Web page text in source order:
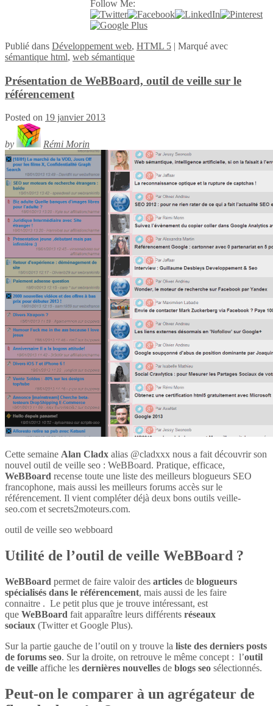
Follow Me:
Publié dans Développement web, HTML 5 | Marqué avec
sémantique html, web sémantique
Présentation de WeBBoard, outil de veille sur le
référencement
Posted on 19 janvier 2013
by Rémi Morin
Cette semaine Alan Cladx alias @cladxxx nous a fait découvrir son
nouvel outil de veille seo : WeBBoard. Pratique, efficace,
WeBBoard recense toute une liste des meilleurs blogueurs SEO
francophone, mais aussi les meilleurs forums accès sur le
référencement. Il vient compléter déjà deux bons outils veille-
seo.com et secrets2moteurs.com.
outil de veille seo webboard
Utilité de l’outil de veille WeBBoard ?
WeBBoard permet de faire valoir des articles de blogueurs
spécialisés dans le référencement, mais aussi de les faire
connaitre . Le petit plus que je trouve intéressant, est
que WeBBoard fait apparaître leurs différents réseaux
sociaux (Twitter et Google Plus).
Sur la partie gauche de l’outil on y trouve la liste des derniers posts
de forums seo. Sur la droite, on retrouve le même concept : l’outil
de veille affiche les dernières nouvelles de blogs seo sélectionnés.
Peut-on le comparer à un agrégateur de